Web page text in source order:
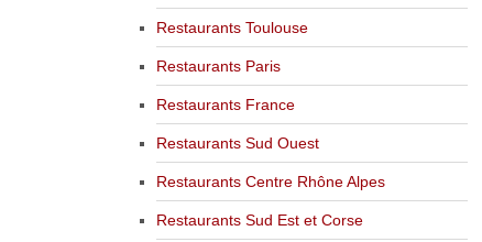
Restaurants Toulouse
Restaurants Paris
Restaurants France
Restaurants Sud Ouest
Restaurants Centre Rhône Alpes
Restaurants Sud Est et Corse